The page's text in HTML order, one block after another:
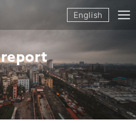
English
report